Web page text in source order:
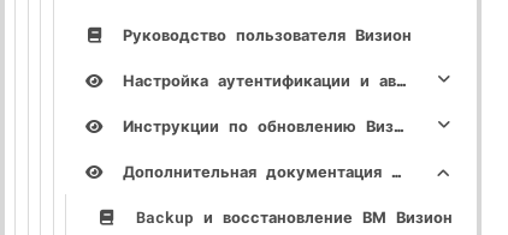
Руководство пользователя Визион
Настройка аутентификации и авторизации
Инструкции по обновлению Визион
Дополнительная документация Визион
Backup и восстановление ВМ Визион